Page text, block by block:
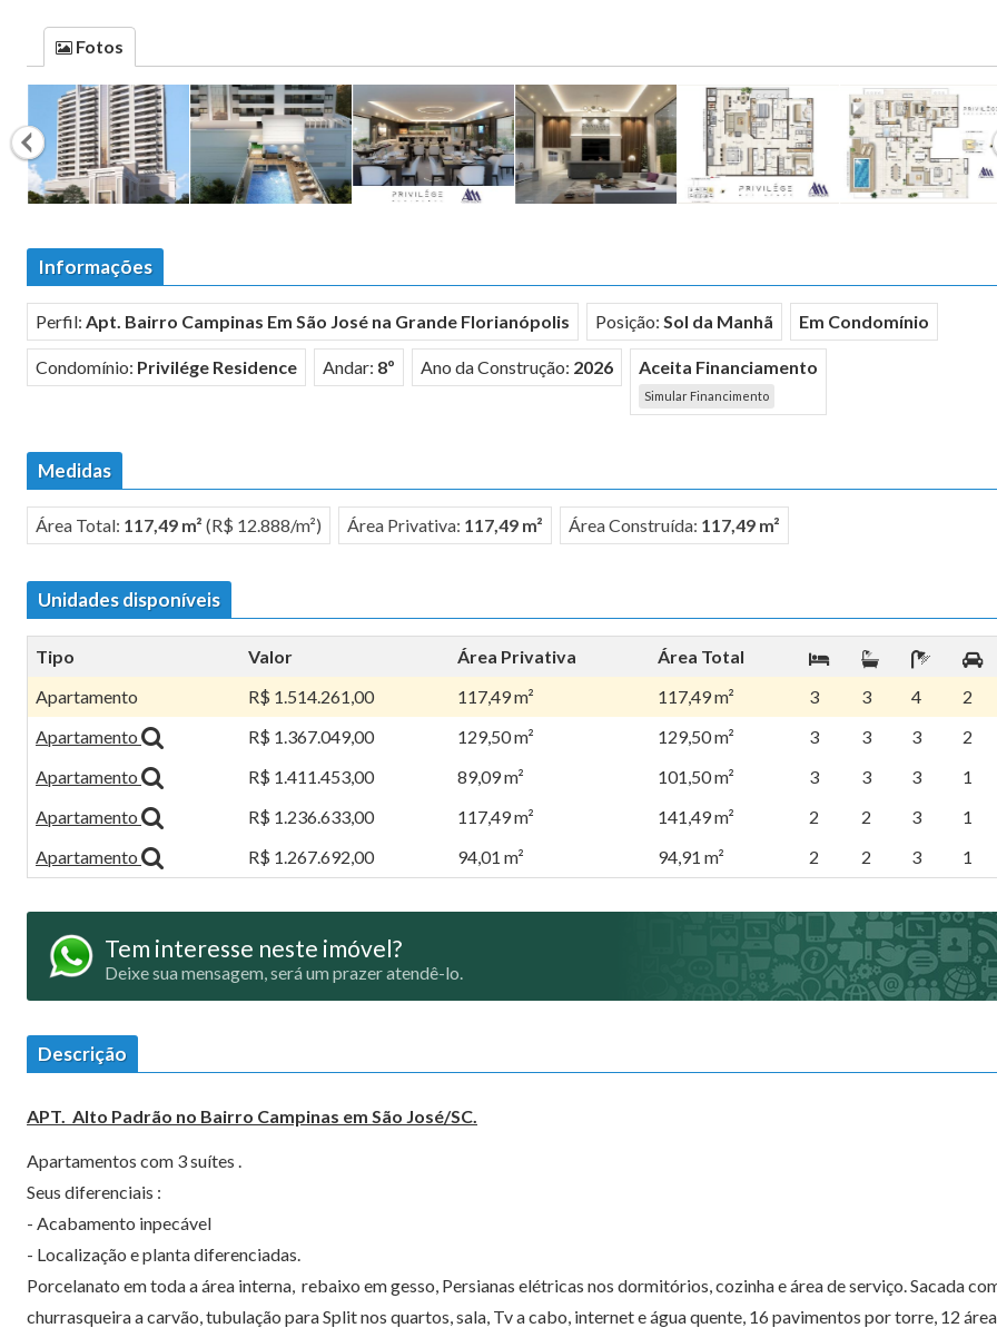
Fotos
Informações
Perfil: Apt. Bairro Campinas Em São José na Grande Florianópolis Posição: Sol da Manhã Em Condomínio
Condomínio: Privilége Residence Andar: 8º Ano da Construção: 2026 Aceita Financiamento
Simular Financimento
Medidas
Área Total: 117,49 m² (R$ 12.888/m²) Área Privativa: 117,49 m² Área Construída: 117,49 m²
Unidades disponíveis
Tipo Valor Área Privativa
Área Total
Apartamento
R$ 1.514.261,00 117,49 m² 117,49 m² 3 3 4
2
Apartamento
R$ 1.367.049,00 129,50 m² 129,50 m² 3 3 3
2
Apartamento
R$ 1.411.453,00 89,09 m² 101,50 m² 3 3 3
1
Apartamento
R$ 1.236.633,00 117,49 m² 141,49 m² 2 2 3
1
Apartamento
R$ 1.267.692,00 94,01 m² 94,91 m² 2 2 3 1
Tem interesse neste imóvel?
Deixe sua mensagem, será um prazer atendê-lo.
Descrição
APT. Alto Padrão no Bairro Campinas em São José/SC.
Apartamentos com 3 suítes .
Seus diferenciais :
- Acabamento inpecável
- Localização e planta diferenciadas.
Porcelanato em toda a área interna, rebaixo em gesso, Persianas elétricas nos dormitórios, cozinha e área de serviço. Sacada
churrasqueira a carvão, tubulação para Split nos quartos, sala, Tv a cabo, internet e água quente, 16 pavimentos por torre, 12